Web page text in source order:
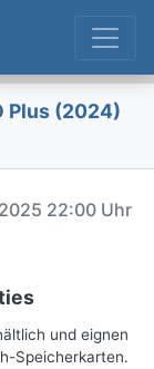
Plus (2024)
22:00 Uhr
und eignen
Speicherkarten.